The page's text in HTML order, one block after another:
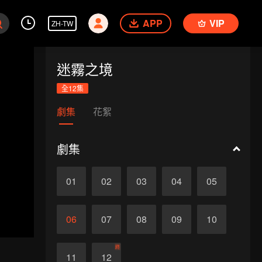
ZH-TW APP VIP
迷霧之境
全12集
劇集 花絮
劇集
01 02 03 04 05
06 07 08 09 10
11 12
終